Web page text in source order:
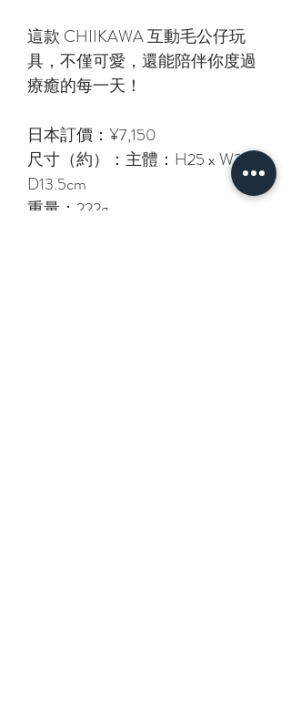
這款 CHIIKAWA 互動毛公仔玩
具，不僅可愛，還能陪伴你度過
療癒的每一天！
日本訂價：¥7,150
尺寸（約）：主體：H25 x W20 x
D13.5cm
重量：222g